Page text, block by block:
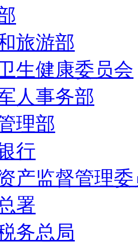
旅游部
生健康委员会
人事务部
理部
行
产监督管理
署
务总局